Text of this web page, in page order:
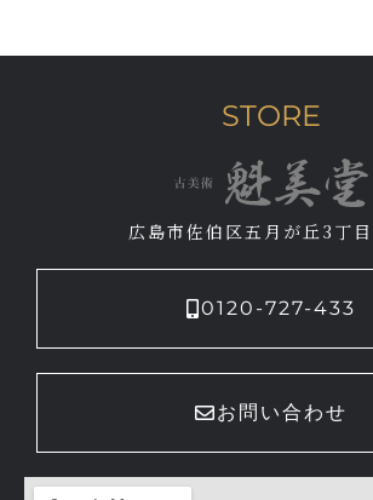
STORE
広島市佐伯区五月が丘3丁
0120-727-433
お問い合わせ